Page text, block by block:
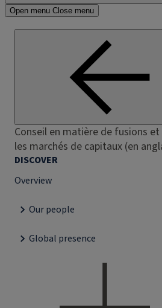
Open menu Close menu
Conseil en matière de fusions
les marchés de capitaux (en
DISCOVER
Overview
Our people
Global presence